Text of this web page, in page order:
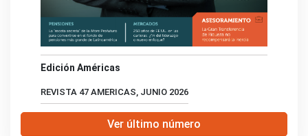
Edición Américas
REVISTA 47 AMERICAS, JUNIO 2026
Ver último número